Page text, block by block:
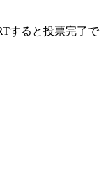
すると投票完了で